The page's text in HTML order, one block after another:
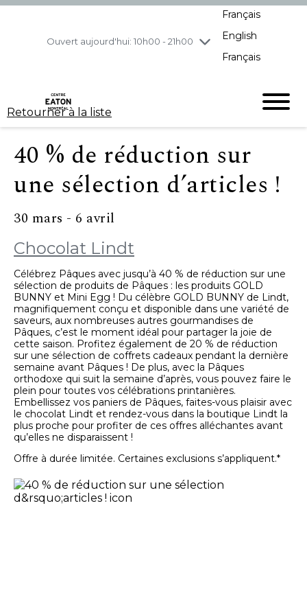
Ouvert aujourd'hui: 10h00 - 21h00
vendredi8/7
10h00 - 21h00
Français
English
Français
Retourner à la liste
40 % de réduction sur
une sélection d’articles !
30 mars - 6 avril
Chocolat Lindt
Célébrez Pâques avec jusqu’à 40 % de réduction sur une
sélection de produits de Pâques : les produits GOLD
BUNNY et Mini Egg ! Du célèbre GOLD BUNNY de Lindt,
magnifiquement conçu et disponible dans une variété de
saveurs, aux nombreuses autres gourmandises de
Pâques, c’est le moment idéal pour partager la joie de
cette saison. Profitez également de 20 % de réduction
sur une sélection de coffrets cadeaux pendant la dernière
semaine avant Pâques ! De plus, avec la Pâques
orthodoxe qui suit la semaine d’après, vous pouvez faire le
plein pour toutes vos célébrations printanières.
Embellissez vos paniers de Pâques, faites-vous plaisir avec
le chocolat Lindt et rendez-vous dans la boutique Lindt la
plus proche pour profiter de ces offres alléchantes avant
qu’elles ne disparaissent !
Offre à durée limitée. Certaines exclusions s’appliquent.*